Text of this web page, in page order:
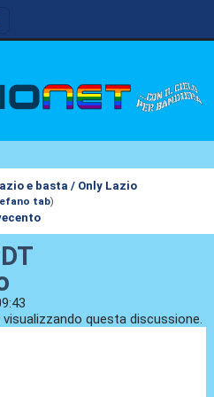
e basta / Only Lazio
tab)
questa discussione.